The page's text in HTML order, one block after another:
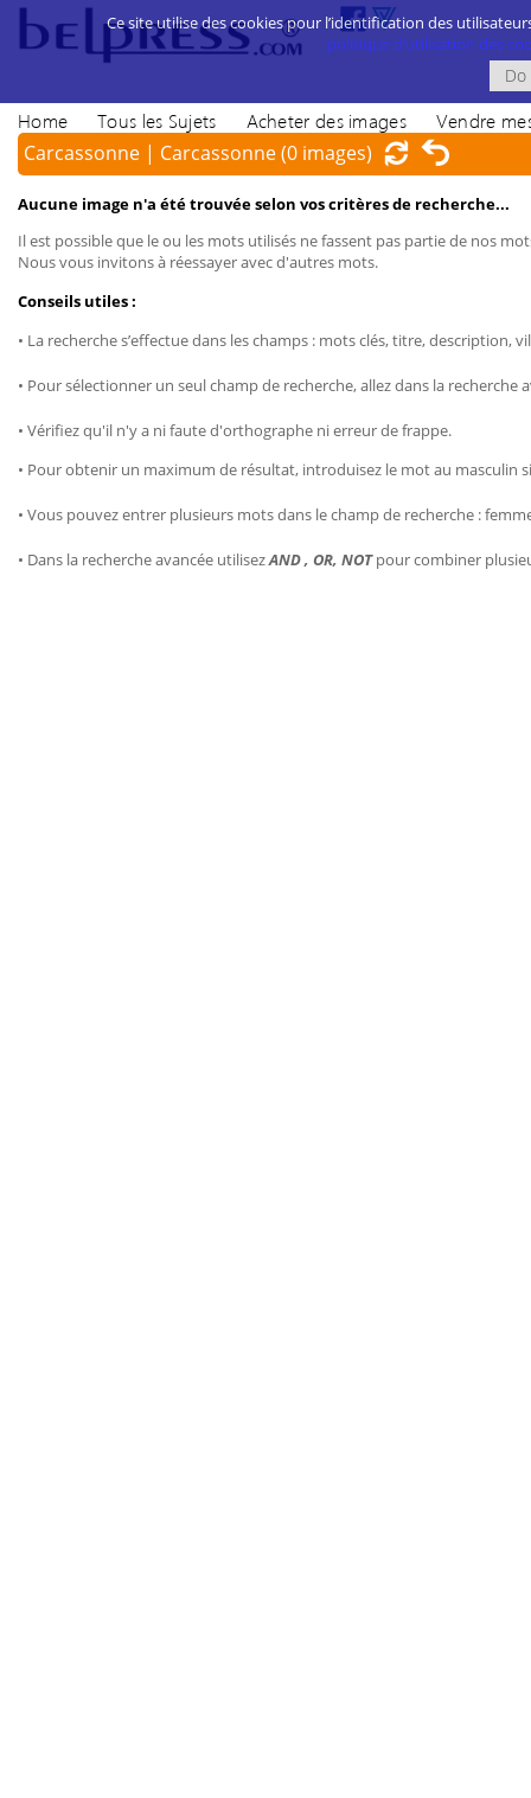
Home Tous les Sujets Acheter des images Vendre
Carcassonne | Carcassonne(0 images)
Aucune image n'a été trouvée selon vos critères de recherche...
Il est possible que le ou les mots utilisés ne fassent pas partie de nos
Nous vous invitons à réessayer avec d'autres mots.
Conseils utiles :
• La recherche s’effectue dans les champs : mots clés, titre, description,
• Pour sélectionner un seul champ de recherche, allez dans la recherche
• Vérifiez qu'il n'y a ni faute d'orthographe ni erreur de frappe.
• Pour obtenir un maximum de résultat, introduisez le mot au masculin
• Vous pouvez entrer plusieurs mots dans le champ de recherche :
• Dans la recherche avancée utilisezAND , OR, NOTpour combiner
Ce site utilise des cookies pour l’identification des
politique d’utilisation des